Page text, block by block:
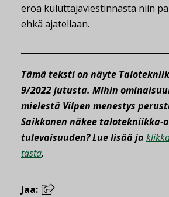
eroa kuluttajaviestinnästä niin
ehkä ajatellaan.
Tämä teksti on näyte
9/2022 jutusta. Mihin
mielestä Vilpen menestys
Saikkonen näkee talotekniikka-
tulevaisuuden? Lue lisää ja
tästä.
Jaa: